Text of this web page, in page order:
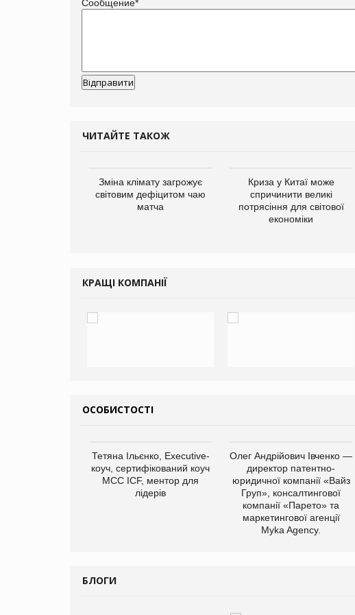
Сообщение*
ЧИТАЙТЕ ТАКОЖ
Зміна клімату загрожує
світовим дефіцитом чаю
матча
Криза у Китаї може
спричинити великі
потрясіння для світової
економіки
КРАЩІ КОМПАНІЇ
ОСОБИСТОСТІ
Тетяна Ільєнко, Executive-
коуч, сертифікований коуч
МСС ICF, ментор для
лідерів
Олег Андрійович Івченко —
директор патентно-
юридичної компанії «Вайз
Груп», консалтингової
компанії «Парето» та
маркетингової агенції
Myka Agency.
БЛОГИ